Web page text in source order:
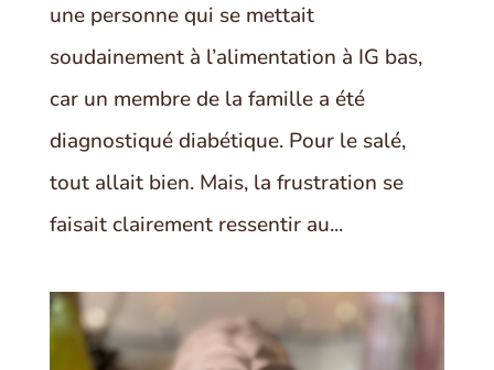
une personne qui se mettait
soudainement à l’alimentation à IG bas,
car un membre de la famille a été
diagnostiqué diabétique. Pour le salé,
tout allait bien. Mais, la frustration se
faisait clairement ressentir au...